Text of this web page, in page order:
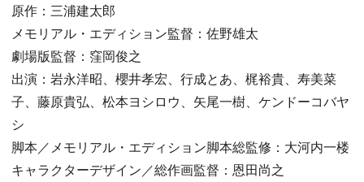
原作：三浦建太郎
メモリアル・エディション監督：佐野雄太
劇場版監督：窪岡俊之
出演：岩永洋昭、櫻井孝宏、行成とあ、梶裕貴、寿美菜
子、藤原貴弘、松本ヨシロウ、矢尾一樹、ケンドーコバヤ
シ
脚本／メモリアル・エディション脚本総監修：大河内一楼
キャラクターデザイン／総作画監督：恩田尚之